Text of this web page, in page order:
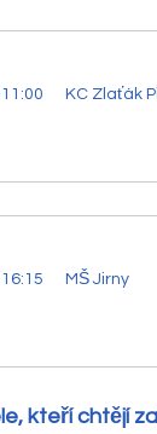
KC Zlaťák
MŠ Jirny
kteří chtějí